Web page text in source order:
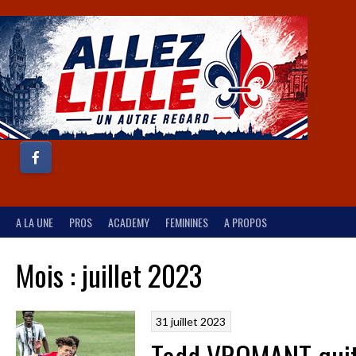
A LA UNE PROS ACADEMY FEMININES A PROPOS
Mois : juillet 2023
31 juillet 2023